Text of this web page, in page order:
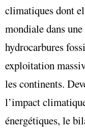
climatiques dont
mondiale dans
hydrocarbures
exploitation
les continents.
l’impact
énergétiques, le